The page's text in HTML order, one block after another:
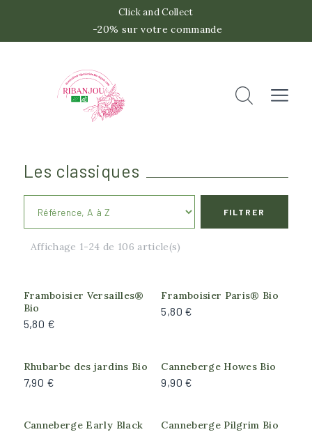
Click and Collect
-20% sur votre commande
Catégories
Canneberge
Caseille
Fraise des bois
Groseille
Groseille à Maquereau
Mûre et hybride
Les classiques
FILTRER
Affichage 1-24 de 106 article(s)
Framboisier Versailles®
Bio
5,80 €
Framboisier Paris® Bio
5,80 €
Rhubarbe des jardins Bio
7,90 €
Canneberge Howes Bio
9,90 €
Canneberge Early Black
Canneberge Pilgrim Bio